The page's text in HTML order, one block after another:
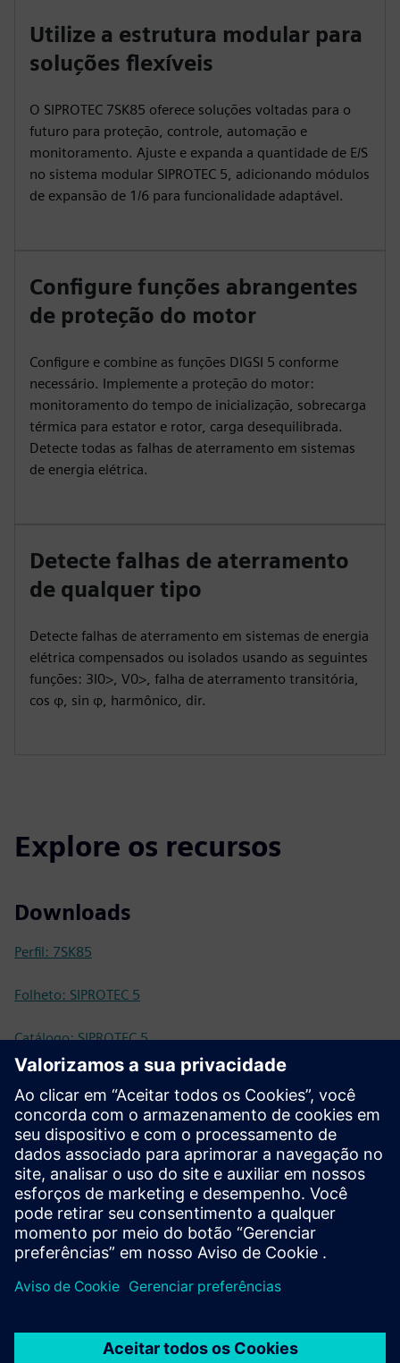
Utilize a estrutura modular para
soluções flexíveis
O SIPROTEC 7SK85 oferece soluções voltadas para o
futuro para proteção, controle, automação e
monitoramento. Ajuste e expanda a quantidade de E/S
no sistema modular SIPROTEC 5, adicionando módulos
de expansão de 1/6 para funcionalidade adaptável.
Configure funções abrangentes
de proteção do motor
Configure e combine as funções DIGSI 5 conforme
necessário. Implemente a proteção do motor:
monitoramento do tempo de inicialização, sobrecarga
térmica para estator e rotor, carga desequilibrada.
Detecte todas as falhas de aterramento em sistemas
de energia elétrica.
Detecte falhas de aterramento
de qualquer tipo
Detecte falhas de aterramento em sistemas de energia
elétrica compensados ou isolados usando as seguintes
funções: 3I0>, V0>, falha de aterramento transitória,
cos φ, sin φ, harmônico, dir.
Explore os recursos
Downloads
Perfil: 7SK85
Folheto: SIPROTEC 5
Catálogo: SIPROTEC 5
Documentação técnica
Documentação técnica, firmware, exemplos de aplicativos
de software e perguntas frequentes (SIOS)
Loja online - Industry Mall
SIPROTEC 7SK85